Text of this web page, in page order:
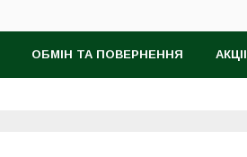
ОБМІН ТА ПОВЕРНЕННЯ АКЦІІ